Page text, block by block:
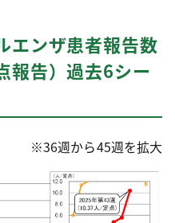
エンザ患者報告数
報告）過去6シー
※36週から45週を拡大